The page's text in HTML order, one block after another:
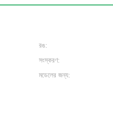
রঙ:
সংস্করণ:
মডেলের জন্য: